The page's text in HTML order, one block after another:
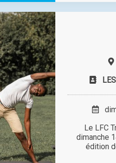
Le LFC
dimanche
édition